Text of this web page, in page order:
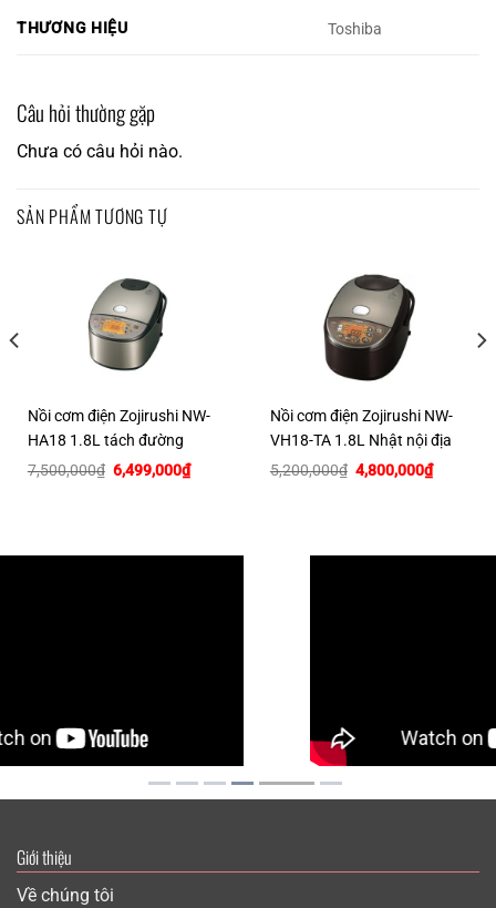
THƯƠNG HIỆU Toshiba
Câu hỏi thường gặp
Chưa có câu hỏi nào.
SẢN PHẨM TƯƠNG TỰ
Nồi cơm điện Zojirushi NW-
HA18 1.8L tách đường
7,500,000₫ Giá
gốc
6,499,000₫Giá
hiện
Nồi cơm điện Zojirushi NW-
VH18-TA 1.8L Nhật nội địa
5,200,000₫ Giá
gốc
4,800,000₫Giá
hiện
Giới thiệu
Về chúng tôi